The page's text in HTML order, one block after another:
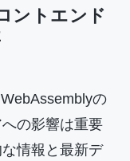
ントエンド
の
の影響は重要
情報と最新デ